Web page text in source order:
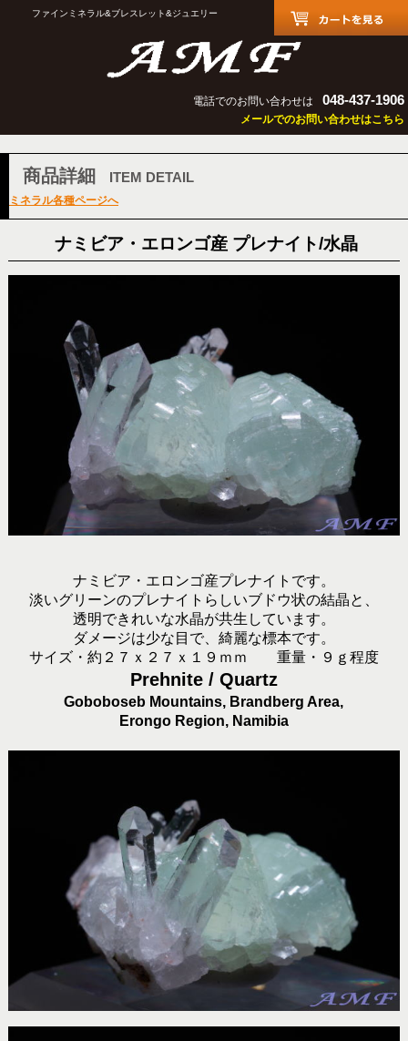
ファインミネラル&ブレスレット&ジュエリー
電話でのお問い合わせは 048-437-1906
メールでのお問い合わせはこちら
商品詳細 ITEM DETAIL
ミネラル各種ページへ
ナミビア・エロンゴ産 プレナイト/水晶
ナミビア・エロンゴ産プレナイトです。
淡いグリーンのプレナイトらしいブドウ状の結晶と、
透明できれいな水晶が共生しています。
ダメージは少な目で、綺麗な標本です。
サイズ・約２７ｘ２７ｘ１９ｍｍ 重量・９ｇ程度
Prehnite / Quartz
Goboboseb Mountains, Brandberg Area,
Erongo Region, Namibia